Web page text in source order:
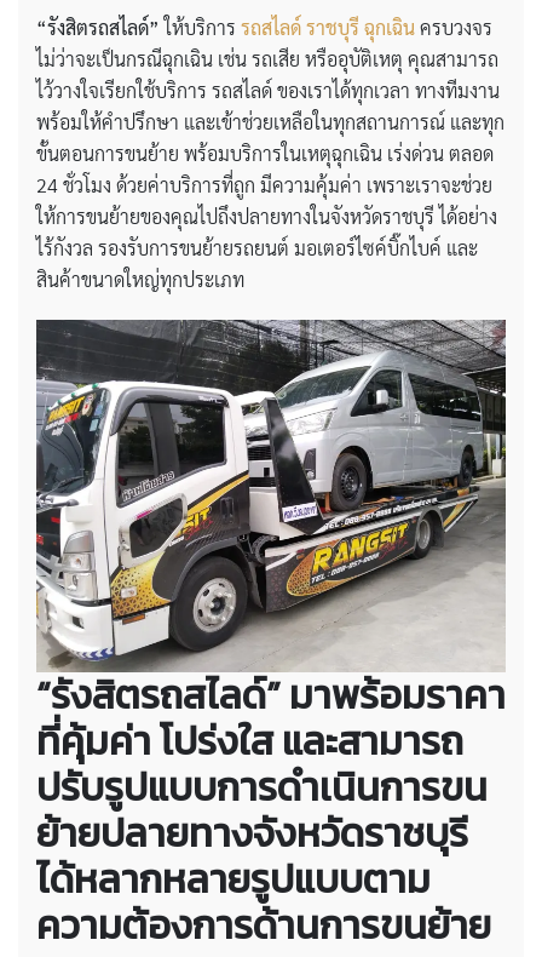
“รังสิตรถสไลด์” ให้บริการ รถสไลด์ ราชบุรี ฉุกเฉินครบวงจร
ไม่ว่าจะเป็นกรณีฉุกเฉิน เช่น รถเสีย หรืออุบัติเหตุ คุณสามารถ
ไว้วางใจเรียกใช้บริการ รถสไลด์ ของเราได้ทุกเวลา ทางทีมงาน
พร้อมให้คำปรึกษา และเข้าช่วยเหลือในทุกสถานการณ์ และทุก
ขั้นตอนการขนย้าย พร้อมบริการในเหตุฉุกเฉิน เร่งด่วน ตลอด
24 ชั่วโมง ด้วยค่าบริการที่ถูก มีความคุ้มค่า เพราะเราจะช่วย
ให้การขนย้ายของคุณไปถึงปลายทางในจังหวัดราชบุรี ได้อย่าง
ไร้กังวล รองรับการขนย้ายรถยนต์ มอเตอร์ไซค์บิ๊กไบค์ และ
สินค้าขนาดใหญ่ทุกประเภท
“รังสิตรถสไลด์” มาพร้อมราคา
ที่คุ้มค่า โปร่งใส และสามารถ
ปรับรูปแบบการดำเนินการขน
ย้ายปลายทางจังหวัดราชบุรี
ได้หลากหลายรูปแบบตาม
ความต้องการด้านการขนย้าย